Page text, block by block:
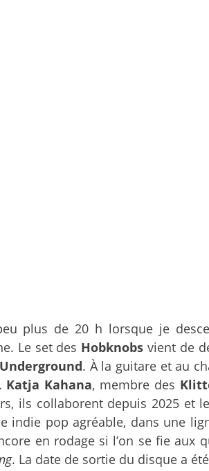
plus de 20 h lorsque je
Le set des Hobknobs vient de
. À la guitare et au
Katja Kahana, membre des
ils collaborent depuis 2025 et
indie pop agréable, dans une
en rodage si l’on se fie aux
. La date de sortie du disque a